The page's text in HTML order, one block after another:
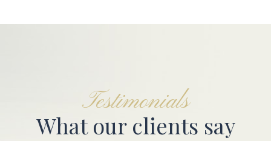
Testimonials
What our clients say